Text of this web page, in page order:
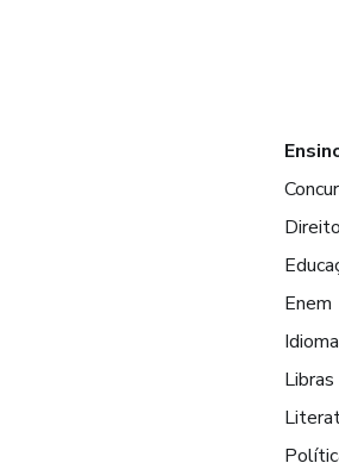
Direito
Enem
Libras